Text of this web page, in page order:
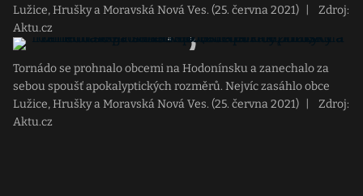
Lužice, Hrušky a Moravská Nová Ves. (25. června 2021)
Zdroj:
Aktu.cz
Tornádo se prohnalo obcemi na Hodonínsku a zanechalo za
sebou spoušť apokalyptických rozměrů. Nejvíc zasáhlo obce
Lužice, Hrušky a Moravská Nová Ves. (25. června 2021)
Zdroj:
Aktu.cz